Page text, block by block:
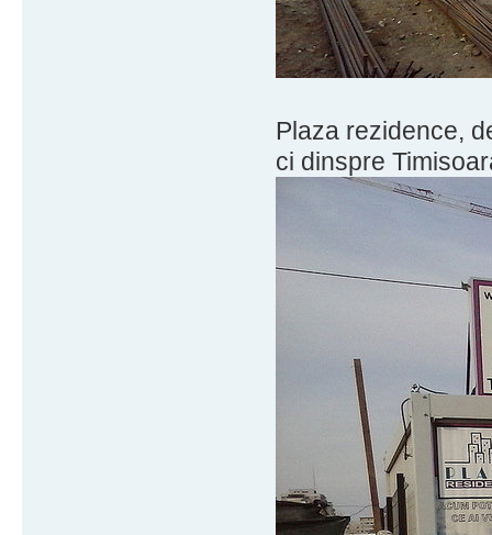
Plaza rezidence,
ci dinspre